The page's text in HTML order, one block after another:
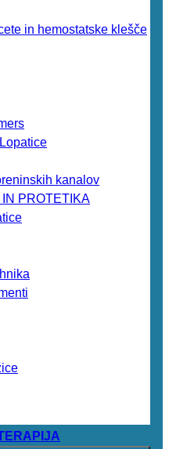
in hemostatske klešče
kanalov
PROTETIKA